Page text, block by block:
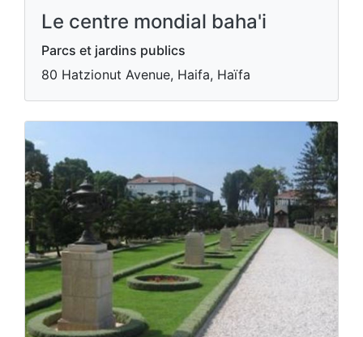
Le centre mondial baha'i
Parcs et jardins publics
80 Hatzionut Avenue, Haifa, Haïfa